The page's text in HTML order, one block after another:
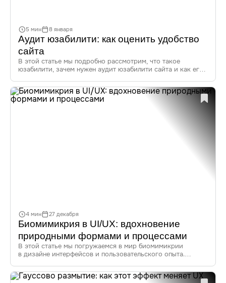
Аудит юзабилити: как оценить удобство
сайта
В этой статье мы подробно рассмотрим, что такое
юзабилити, зачем нужен аудит юзабилити сайта и как его
использования, популярных инструментах для аудита
и практических советах по улучшению юзабилити вашего
сайта.
5 мин 8 января
Биомимикрия в UI/UX: вдохновение
природными формами и процессами
В этой статье мы погружаемся в мир биомимикрии
в дизайне интерфейсов и пользовательского опыта.
применять эти идеи для создания инновационных
и эффективных решений в UI/UX.
4 мин 27 декабря